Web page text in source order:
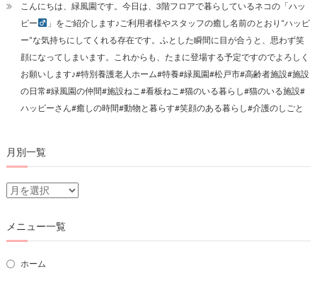
こんにちは、緑風園です。今日は、3階フロアで暮らしているネコの「ハッ
ピー
」をご紹介します♪ご利用者様やスタッフの癒し名前のとおり“ハッピ
ー”な気持ちにしてくれる存在です。ふとした瞬間に目が合うと、思わず笑
顔になってしまいます。これからも、たまに登場する予定ですのでよろしく
お願いします♪#特別養護老人ホーム#特養#緑風園#松戸市#高齢者施設#施設
の日常#緑風園の仲間#施設ねこ#看板ねこ#猫のいる暮らし#猫のいる施設#
ハッピーさん#癒しの時間#動物と暮らす#笑顔のある暮らし#介護のしごと
月別一覧
月
覧
メニュー一覧
ホーム